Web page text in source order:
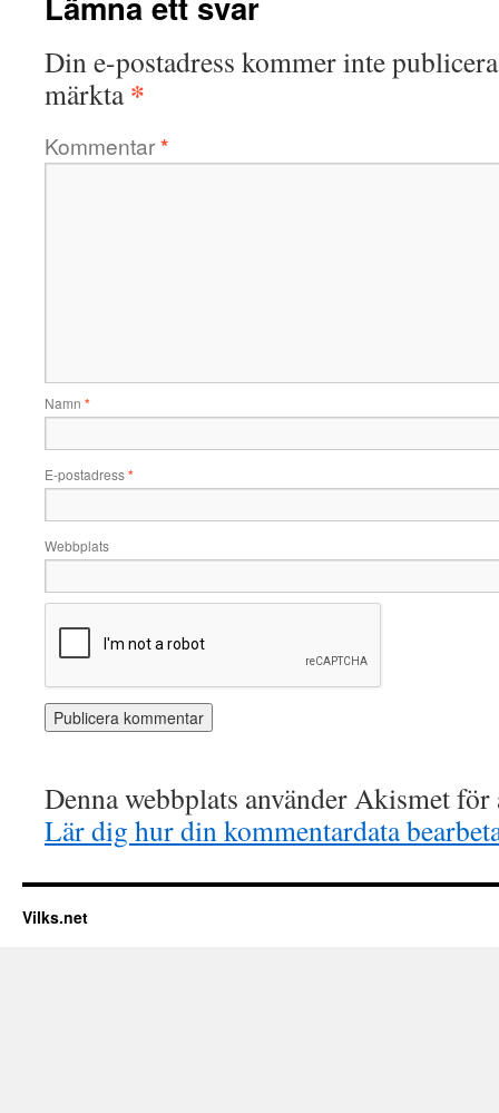
Din e-postadress kommer inte
märkta*
Kommentar*
Namn *
E-postadress*
Webbplats
Denna webbplats använder Akismet
Lär dig hur din kommentardata
Vilks.net